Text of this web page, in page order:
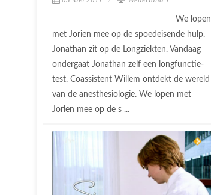
We lopen
met Jorien mee op de spoedeisende hulp.
Jonathan zit op de Longziekten. Vandaag
ondergaat Jonathan zelf een longfunctie-
test. Coassistent Willem ontdekt de wereld
van de anesthesiologie. We lopen met
Jorien mee op de s ...